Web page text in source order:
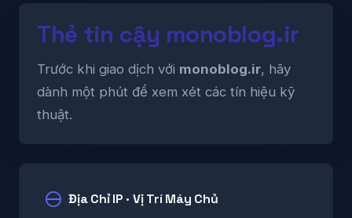
Thẻ tin cậy monoblog.ir
Trước khi giao dịch với monoblog.ir, hãy
dành một phút để xem xét các tín hiệu kỹ
thuật.
Địa Chỉ IP · Vị Trí Máy Chủ